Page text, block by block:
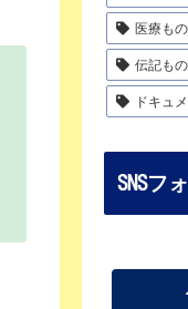
医療もの
伝記もの
ドキュ
SNSフ